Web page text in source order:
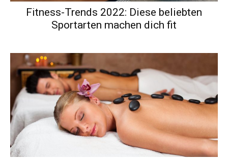
Fitness-Trends 2022: Diese beliebten
Sportarten machen dich fit